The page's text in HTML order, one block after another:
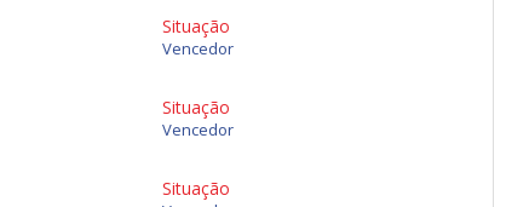
Situação
Vencedor
Situação
Vencedor
Situação